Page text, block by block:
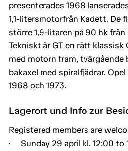
presenterades 1968
1,1-litersmotorfrån Kadett. De
större 1,9-litaren på 90 hk från
Tekniskt är GT en rätt
med motorn fram, tvärgående
bakaxel med spiralfjädrar.
1968 och 1973.
Lagerort und Info zur
Registered members are
· Sunday 29 april kl. 12:00 to